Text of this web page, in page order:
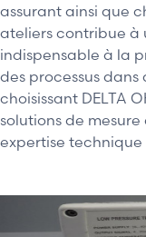
assurant ainsi que
ateliers contribue à
indispensable à la
des processus
choisissant DELTA
solutions de
expertise